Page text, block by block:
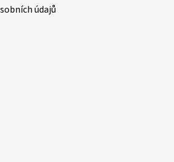
údajů